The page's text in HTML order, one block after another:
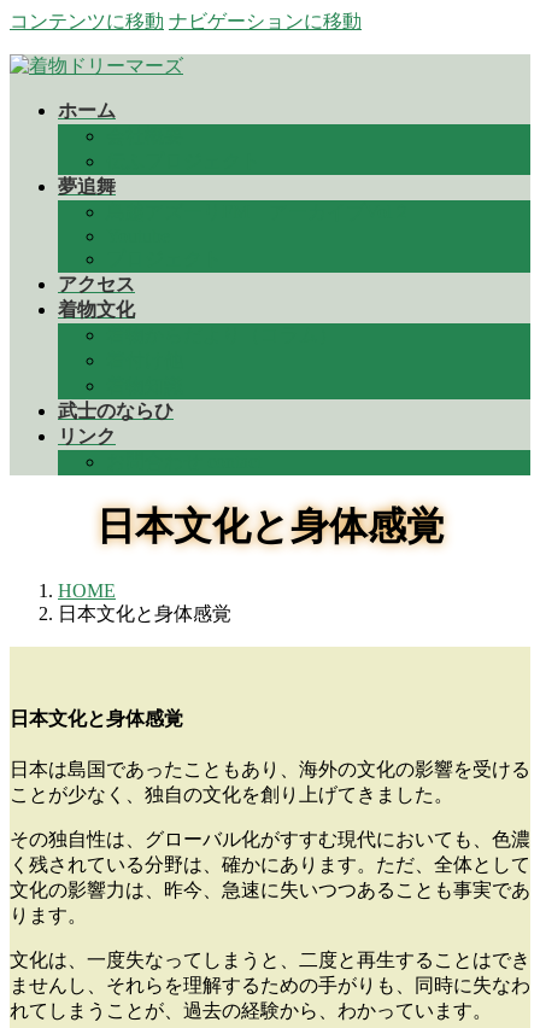
コンテンツに移動 ナビゲーションに移動
ホーム
夢追舞
アクセス
着物文化
武士のならひ
リンク
日本文化と身体感覚
HOME
日本文化と身体感覚
日本文化と身体感覚
日本は島国であったこともあり、海外の文化の影響を受ける
ことが少なく、独自の文化を創り上げてきました。
その独自性は、グローバル化がすすむ現代においても、色濃
く残されている分野は、確かにあります。ただ、全体として
文化の影響力は、昨今、急速に失いつつあることも事実であ
ります。
文化は、一度失なってしまうと、二度と再生することはでき
ませんし、それらを理解するための手がりも、同時に失なわ
れてしまうことが、過去の経験から、わかっています。